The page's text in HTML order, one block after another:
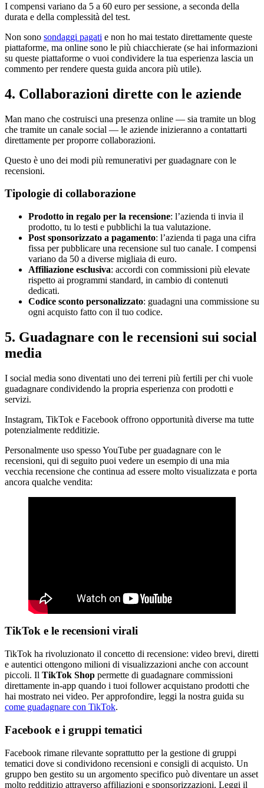
I compensi variano da 5 a 60 euro per sessione, a seconda della
durata e della complessità del test.
Non sono sondaggi pagati e non ho mai testato direttamente queste
piattaforme, ma online sono le più chiacchierate (se hai informazioni
su queste piattaforme o vuoi condividere la tua esperienza lascia un
commento per rendere questa guida ancora più utile).
4. Collaborazioni dirette con le aziende
Man mano che costruisci una presenza online — sia tramite un blog
che tramite un canale social — le aziende inizieranno a contattarti
direttamente per proporre collaborazioni.
Questo è uno dei modi più remunerativi per guadagnare con le
recensioni.
Tipologie di collaborazione
Prodotto in regalo per la recensione: l’azienda ti invia il
prodotto, tu lo testi e pubblichi la tua valutazione.
Post sponsorizzato a pagamento: l’azienda ti paga una cifra
fissa per pubblicare una recensione sul tuo canale. I compensi
variano da 50 a diverse migliaia di euro.
Affiliazione esclusiva: accordi con commissioni più elevate
rispetto ai programmi standard, in cambio di contenuti
dedicati.
Codice sconto personalizzato: guadagni una commissione su
ogni acquisto fatto con il tuo codice.
5. Guadagnare con le recensioni sui social
media
I social media sono diventati uno dei terreni più fertili per chi vuole
guadagnare condividendo la propria esperienza con prodotti e
servizi.
Instagram, TikTok e Facebook offrono opportunità diverse ma tutte
potenzialmente redditizie.
Personalmente uso spesso YouTube per guadagnare con le
recensioni, qui di seguito puoi vedere un esempio di una mia
vecchia recensione che continua ad essere molto visualizzata e porta
ancora qualche vendita:
TikTok e le recensioni virali
TikTok ha rivoluzionato il concetto di recensione: video brevi, diretti
e autentici ottengono milioni di visualizzazioni anche con account
piccoli. Il TikTok Shop permette di guadagnare commissioni
direttamente in-app quando i tuoi follower acquistano prodotti che
hai mostrato nei video. Per approfondire, leggi la nostra guida su
come guadagnare con TikTok.
Facebook e i gruppi tematici
Facebook rimane rilevante soprattutto per la gestione di gruppi
tematici dove si condividono recensioni e consigli di acquisto. Un
gruppo ben gestito su un argomento specifico può diventare un asset
molto redditizio attraverso affiliazioni e sponsorizzazioni. Leggi il